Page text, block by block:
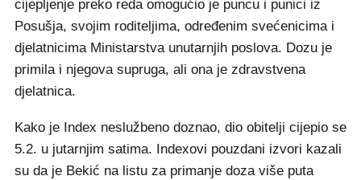
cijepljenje preko reda omogućio je puncu i punici iz
Posušja, svojim roditeljima, određenim svećenicima i
djelatnicima Ministarstva unutarnjih poslova. Dozu je
primila i njegova supruga, ali ona je zdravstvena
djelatnica.
Kako je Index neslužbeno doznao, dio obitelji cijepio se
5.2. u jutarnjim satima. Indexovi pouzdani izvori kazali
su da je Bekić na listu za primanje doza više puta